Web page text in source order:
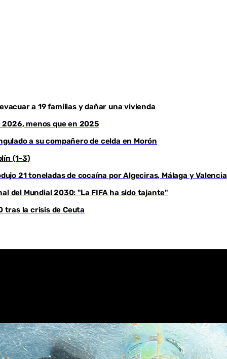
a 19 familias y dañar una vivienda
2026, menos que en 2025
a su compañero de celda en Morón
(1-3)
21 toneladas de cocaína por Algeciras, Málaga y Valencia
del Mundial 2030: "La FIFA ha sido tajante"
tras la crisis de Ceuta